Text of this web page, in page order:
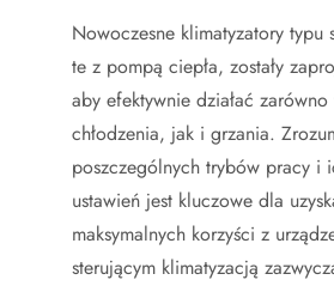
Nowoczesne klimatyzatory typu
te z pompą ciepła, zostały
aby efektywnie działać
chłodzenia, jak i grzania.
poszczególnych trybów pracy i
ustawień jest kluczowe dla
maksymalnych korzyści z
sterującym klimatyzacją